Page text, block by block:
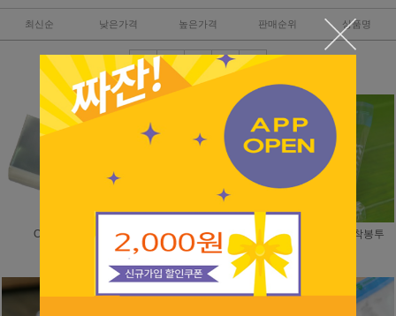
최신순 낮은가격 높은가격 판매순위 상품명
OPP접착봉투
OPP비접착봉투
2,000원
다이어리 OPP접착봉투